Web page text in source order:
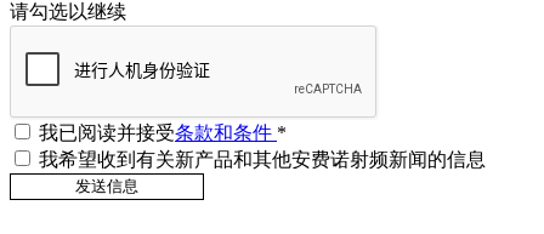
请勾选以继续
我已阅读并接受条款和条件 *
我希望收到有关新产品和其他安费诺射频新闻的信息